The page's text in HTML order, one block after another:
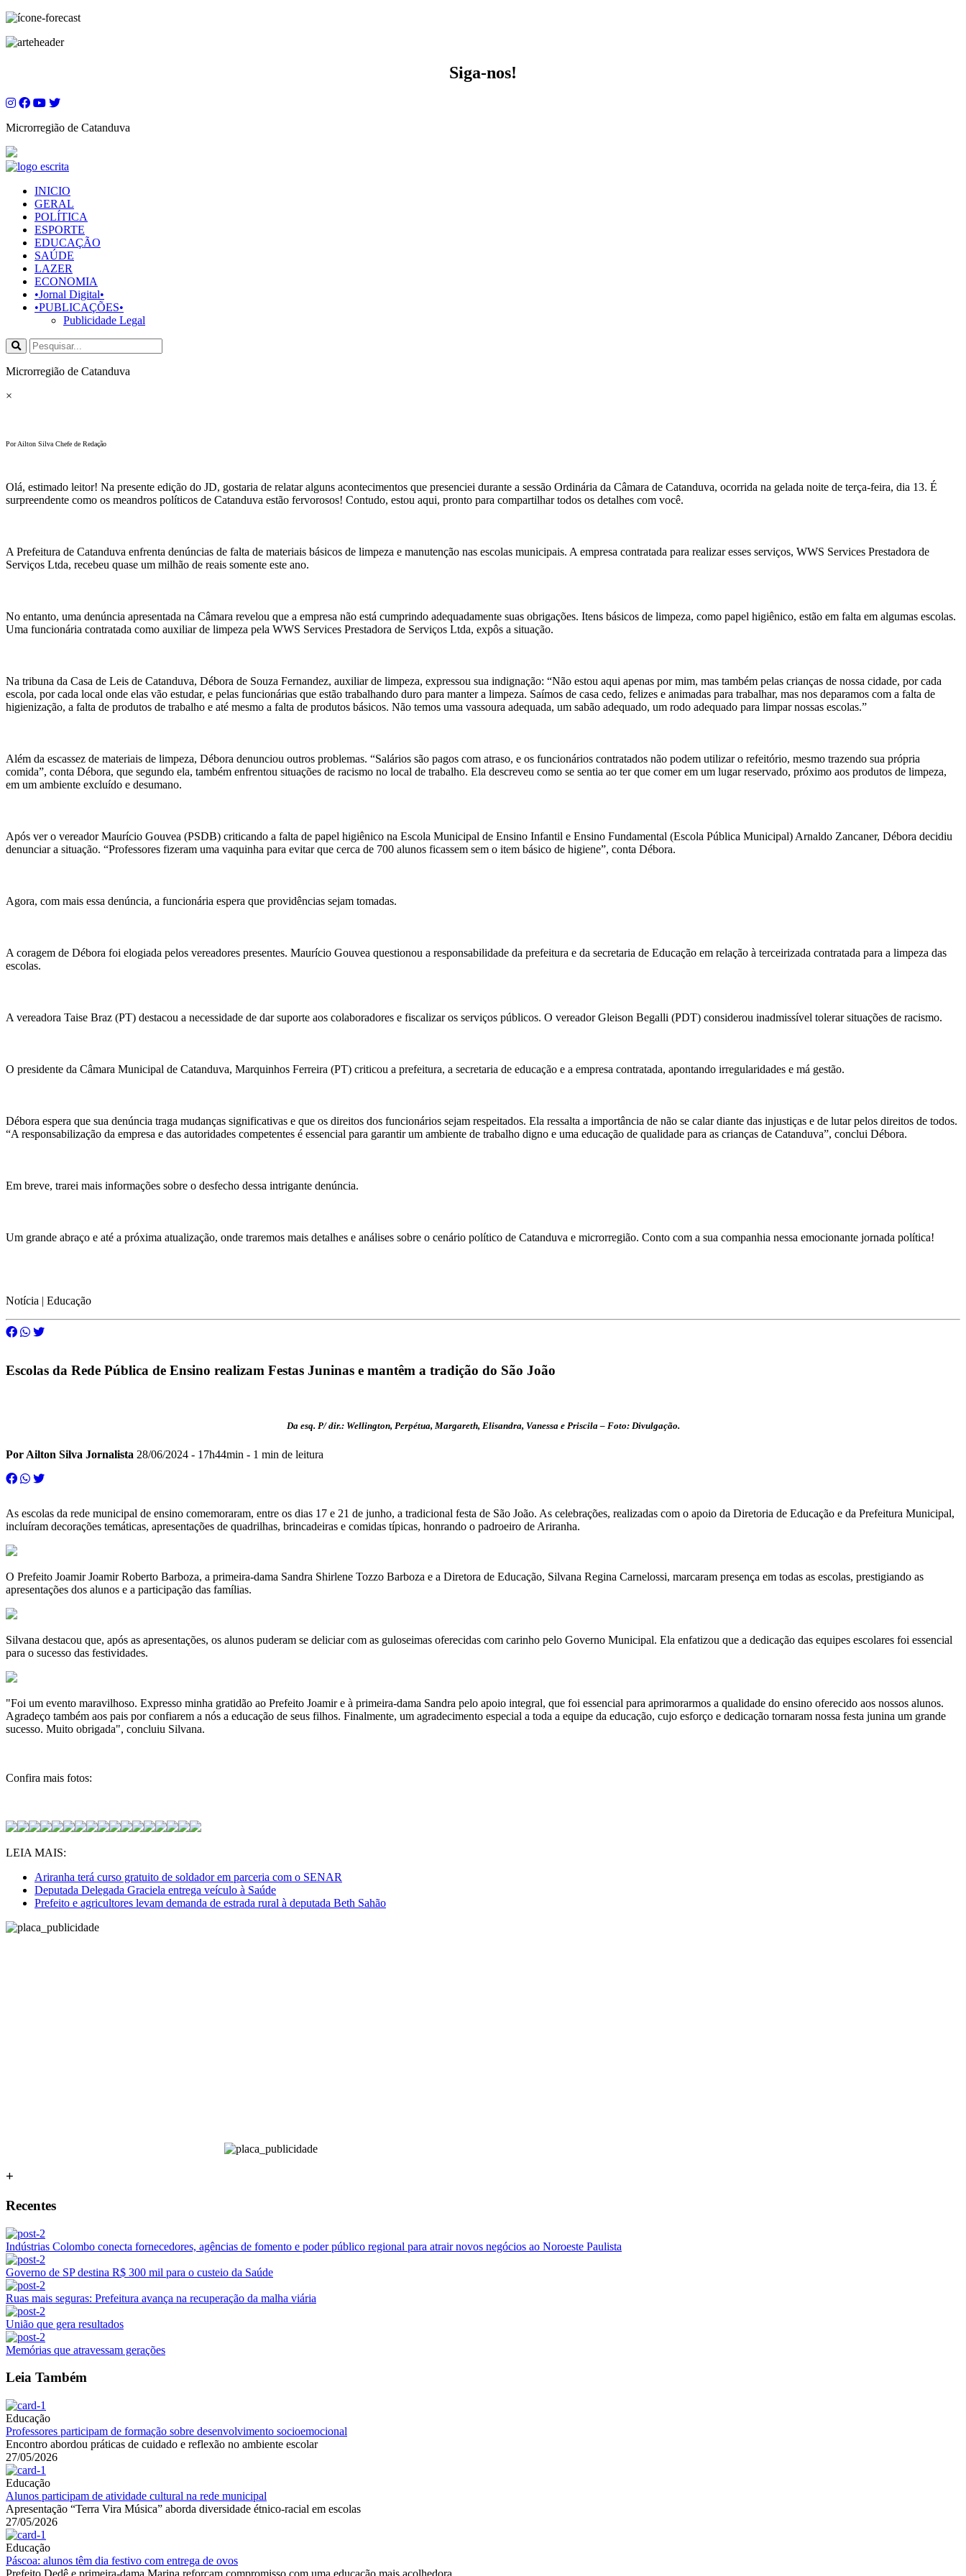
Siga-nos!
Microrregião de Catanduva
INICIO
GERAL
POLÍTICA
ESPORTE
EDUCAÇÃO
SAÚDE
LAZER
ECONOMIA
•Jornal Digital•
•PUBLICAÇÕES•
Publicidade Legal
Microrregião de Catanduva
×
Por Ailton Silva Chefe de Redação
Olá, estimado leitor! Na presente edição do JD, gostaria de relatar alguns acontecimentos que presenciei durante a sessão Ordinária da Câmara de Catanduva, ocorrida na gelada noite de terça-feira, dia 13. É
surpreendente como os meandros políticos de Catanduva estão fervorosos! Contudo, estou aqui, pronto para compartilhar todos os detalhes com você.
A Prefeitura de Catanduva enfrenta denúncias de falta de materiais básicos de limpeza e manutenção nas escolas municipais. A empresa contratada para realizar esses serviços, WWS Services Prestadora de
Serviços Ltda, recebeu quase um milhão de reais somente este ano.
No entanto, uma denúncia apresentada na Câmara revelou que a empresa não está cumprindo adequadamente suas obrigações. Itens básicos de limpeza, como papel higiênico, estão em falta em algumas escolas.
Uma funcionária contratada como auxiliar de limpeza pela WWS Services Prestadora de Serviços Ltda, expôs a situação.
Na tribuna da Casa de Leis de Catanduva, Débora de Souza Fernandez, auxiliar de limpeza, expressou sua indignação: “Não estou aqui apenas por mim, mas também pelas crianças de nossa cidade, por cada
escola, por cada local onde elas vão estudar, e pelas funcionárias que estão trabalhando duro para manter a limpeza. Saímos de casa cedo, felizes e animadas para trabalhar, mas nos deparamos com a falta de
higienização, a falta de produtos de trabalho e até mesmo a falta de produtos básicos. Não temos uma vassoura adequada, um sabão adequado, um rodo adequado para limpar nossas escolas.”
Além da escassez de materiais de limpeza, Débora denunciou outros problemas. “Salários são pagos com atraso, e os funcionários contratados não podem utilizar o refeitório, mesmo trazendo sua própria
comida”, conta Débora, que segundo ela, também enfrentou situações de racismo no local de trabalho. Ela descreveu como se sentia ao ter que comer em um lugar reservado, próximo aos produtos de limpeza,
em um ambiente excluído e desumano.
Após ver o vereador Maurício Gouvea (PSDB) criticando a falta de papel higiênico na Escola Municipal de Ensino Infantil e Ensino Fundamental (Escola Pública Municipal) Arnaldo Zancaner, Débora decidiu
denunciar a situação. “Professores fizeram uma vaquinha para evitar que cerca de 700 alunos ficassem sem o item básico de higiene”, conta Débora.
Agora, com mais essa denúncia, a funcionária espera que providências sejam tomadas.
A coragem de Débora foi elogiada pelos vereadores presentes. Maurício Gouvea questionou a responsabilidade da prefeitura e da secretaria de Educação em relação à terceirizada contratada para a limpeza das
escolas.
A vereadora Taise Braz (PT) destacou a necessidade de dar suporte aos colaboradores e fiscalizar os serviços públicos. O vereador Gleison Begalli (PDT) considerou inadmissível tolerar situações de racismo.
O presidente da Câmara Municipal de Catanduva, Marquinhos Ferreira (PT) criticou a prefeitura, a secretaria de educação e a empresa contratada, apontando irregularidades e má gestão.
Débora espera que sua denúncia traga mudanças significativas e que os direitos dos funcionários sejam respeitados. Ela ressalta a importância de não se calar diante das injustiças e de lutar pelos direitos de todos.
“A responsabilização da empresa e das autoridades competentes é essencial para garantir um ambiente de trabalho digno e uma educação de qualidade para as crianças de Catanduva”, conclui Débora.
Em breve, trarei mais informações sobre o desfecho dessa intrigante denúncia.
Um grande abraço e até a próxima atualização, onde traremos mais detalhes e análises sobre o cenário político de Catanduva e microrregião. Conto com a sua companhia nessa emocionante jornada política!
Notícia | Educação
Escolas da Rede Pública de Ensino realizam Festas Juninas e mantêm a tradição do São João
Da esq. P/ dir.: Wellington, Perpétua, Margareth, Elisandra, Vanessa e Priscila – Foto: Divulgação.
Por Ailton Silva Jornalista 28/06/2024 - 17h44min - 1 min de leitura
As escolas da rede municipal de ensino comemoraram, entre os dias 17 e 21 de junho, a tradicional festa de São João. As celebrações, realizadas com o apoio da Diretoria de Educação e da Prefeitura Municipal,
incluíram decorações temáticas, apresentações de quadrilhas, brincadeiras e comidas típicas, honrando o padroeiro de Ariranha.
O Prefeito Joamir Joamir Roberto Barboza, a primeira-dama Sandra Shirlene Tozzo Barboza e a Diretora de Educação, Silvana Regina Carnelossi, marcaram presença em todas as escolas, prestigiando as
apresentações dos alunos e a participação das famílias.
Silvana destacou que, após as apresentações, os alunos puderam se deliciar com as guloseimas oferecidas com carinho pelo Governo Municipal. Ela enfatizou que a dedicação das equipes escolares foi essencial
para o sucesso das festividades.
"Foi um evento maravilhoso. Expresso minha gratidão ao Prefeito Joamir e à primeira-dama Sandra pelo apoio integral, que foi essencial para aprimorarmos a qualidade do ensino oferecido aos nossos alunos.
Agradeço também aos pais por confiarem a nós a educação de seus filhos. Finalmente, um agradecimento especial a toda a equipe da educação, cujo esforço e dedicação tornaram nossa festa junina um grande
sucesso. Muito obrigada", concluiu Silvana.
Confira mais fotos:
LEIA MAIS:
Ariranha terá curso gratuito de soldador em parceria com o SENAR
Deputada Delegada Graciela entrega veículo à Saúde
Prefeito e agricultores levam demanda de estrada rural à deputada Beth Sahão
+
Recentes
Indústrias Colombo conecta fornecedores, agências de fomento e poder público regional para atrair novos negócios ao Noroeste Paulista
Governo de SP destina R$ 300 mil para o custeio da Saúde
Ruas mais seguras: Prefeitura avança na recuperação da malha viária
União que gera resultados
Memórias que atravessam gerações
Leia Também
Educação
Professores participam de formação sobre desenvolvimento socioemocional
Encontro abordou práticas de cuidado e reflexão no ambiente escolar
27/05/2026
Educação
Alunos participam de atividade cultural na rede municipal
Apresentação “Terra Vira Música” aborda diversidade étnico-racial em escolas
27/05/2026
Educação
Páscoa: alunos têm dia festivo com entrega de ovos